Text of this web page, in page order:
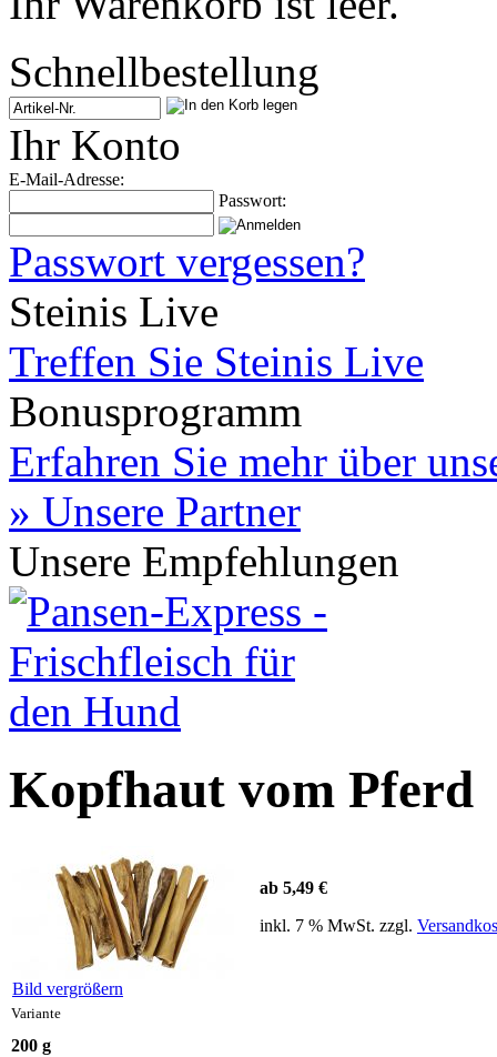
Schnellbestellung
Ihr Konto
E-Mail-Adresse:
Passwort:
Passwort vergessen?
Steinis Live
Treffen Sie Steinis Live
Bonusprogramm
Erfahren Sie mehr über
» Unsere Partner
Unsere Empfehlungen
Kopfhaut vom Pferd
Bild vergrößern
ab 5,49 €
inkl. 7 % MwSt. zzgl.
Variante
200 g